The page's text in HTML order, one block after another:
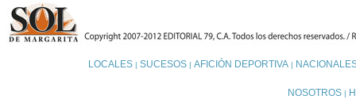
LOCALES| SUCESOS| AFICIÓN DEPORTIVA|
NOSOTROS |